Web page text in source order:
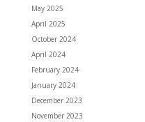
May 2025
April 2025
October 2024
April 2024
February 2024
January 2024
December 2023
November 2023